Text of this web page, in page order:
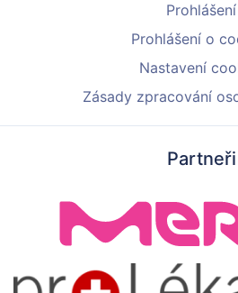
Prohlášení
Prohlášení o
Nastavení
Zásady zpracování
Partneři